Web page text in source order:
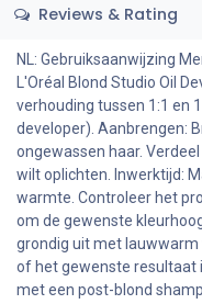
Reviews & Rating
NL: Gebruiksaanwijzing
L'Oréal Blond Studio Oil
verhouding tussen 1:1 en
developer). Aanbrengen:
ongewassen haar.
wilt oplichten. Inwerktijd:
warmte. Controleer het
om de gewenste
grondig uit met
of het gewenste resultaat
met een post-blond